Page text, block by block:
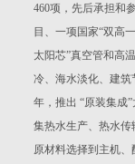
460项，先后承担和
目、一项国家“双高
太阳芯”真空管和高
冷、海水淡化、建筑
年，推出 “原装集成
集热水生产、热水
原材料选择到主机